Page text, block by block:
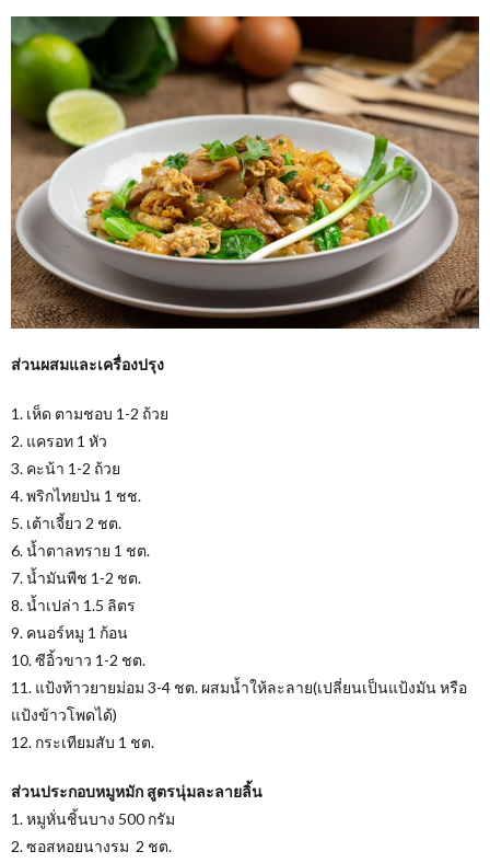
ส่วนผสมและเครื่องปรุง
1. เห็ด ตามชอบ 1-2 ถ้วย
2. แครอท 1 หัว
3. คะน้า 1-2 ถ้วย
4. พริกไทยป่น 1 ชช.
5. เต้าเจี้ยว 2 ชต.
6. น้ำตาลทราย 1 ชต.
7. น้ำมันพืช 1-2 ชต.
8. น้ำเปล่า 1.5 ลิตร
9. คนอร์หมู 1 ก้อน
10. ซีอิ้วขาว 1-2 ชต.
11. แป้งท้าวยายม่อม 3-4 ชต. ผสมน้ำให้ละลาย(เปลี่ยนเป็นแป้งมัน หรือ
แป้งข้าวโพดได้)
12. กระเทียมสับ 1 ชต.
ส่วนประกอบหมูหมัก สูตรนุ่มละลายลิ้น
1. หมูหั่นชิ้นบาง 500 กรัม
2. ซอสหอยนางรม 2 ชต.